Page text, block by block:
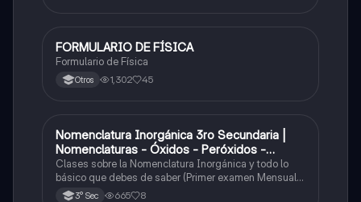
Física
FORMULARIO DE FÍSICA
Formulario de Física
Otros 1,302 45
Química
Nomenclatura Inorgánica 3ro Secundaria |
Nomenclaturas - Óxidos - Peróxidos -
Hidróxido o Bases
Clases sobre la Nomenclatura Inorgánica y todo lo
básico que debes de saber (Primer examen Mensual
2025)3° Sec 665 8